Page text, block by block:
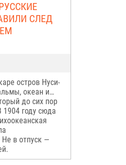
СЛЕД
остров Нуси-
океан и…
до сих пор
1904 году сюда
Не в отпуск —